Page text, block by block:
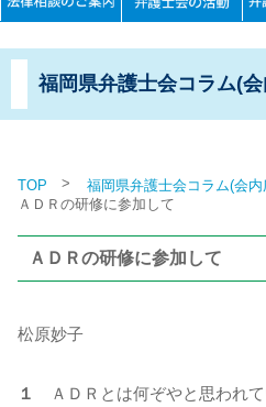
福岡県弁護士会コラム(
TOP > 福岡県弁護士会コラム(会
ＡＤＲの研修に参加して
ＡＤＲの研修に参加して
松原妙子
１ ＡＤＲとは何ぞやと思われ